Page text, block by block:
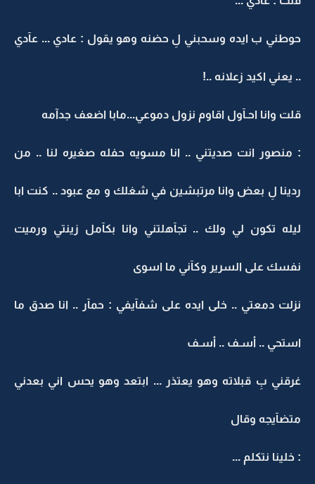
حوطني ب ايده وسحبني لِ حضنه وهو يقول : عادي ... عآدي
.. يعني اكيد زعلانه ..!
قلت وانا احـآول اقاوم نزول دموعي...مابا اضعف جدآمه
: منصور انت صديتني .. انا مسويه حفله صغيره لنا .. من
ردينا لِ بعض وانا مرتبشين في شغلك و مع عبود .. كنت ابا
ليله تكون لي ولك .. تجآهلتني وانا بكآمل زينتي ورميت
نفسك على السرير وكآني ما اسوى
نزلت دمعتي .. خلى ايده على شفآيفي : حمآر .. انا صدق ما
استحي .. أسـف .. أسـف
غرقني بِ قبلاته وهو يعتذر ... ابتعد وهو يحس اني بعدني
متضآيجه وقال
: خلينا نتكلم ...